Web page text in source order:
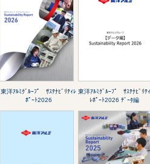
東洋ｱﾙﾐｸﾞﾙｰﾌﾟ ｻｽﾃﾅﾋﾞﾘﾃｨﾚ
ﾎﾟｰﾄ2026
東洋ｱﾙﾐｸﾞﾙｰﾌﾟ ｻｽﾃﾅﾋﾞﾘﾃ
ﾚﾎﾟｰﾄ2026 ﾃﾞｰﾀ編